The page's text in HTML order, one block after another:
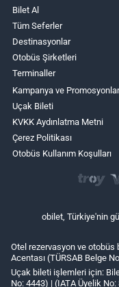
Bilet Al
Tüm Seferler
Destinasyonlar
Otobüs Şirketleri
Terminaller
Kampanya ve Promosyonlar
Uçak Bileti
KVKK Aydınlatma Metni
Çerez Politikası
Otobüs Kullanım Koşulları
obilet, Türkiye'nin
Otel rezervasyon ve
Acentası (TÜRSAB Belge
Uçak bileti işlemleri için:
No: 4443) | (IATA Üyelik